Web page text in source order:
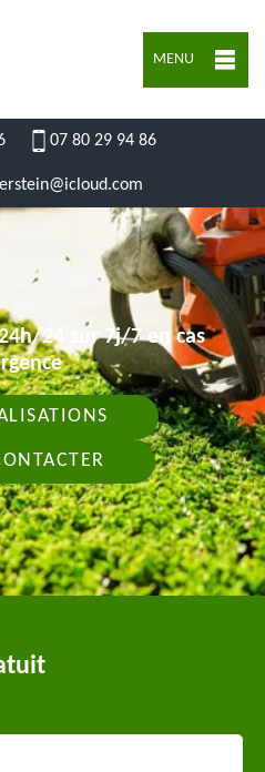
MENU
07 80 29 94 86
24 sur 7j/7 en cas